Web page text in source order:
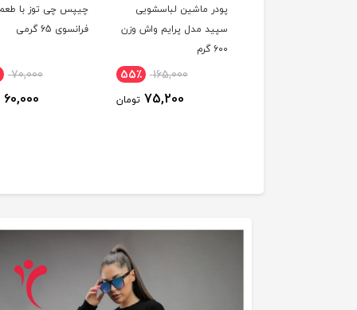
پودر ماشین لباسشویی
سپید مدل پرایم واش وزن
۶۰۰ گرم
165,000 55٪
75,200 تومان
چیپس چی توز با طعم
فرانسوی 65 گرمی
70,000
60,000